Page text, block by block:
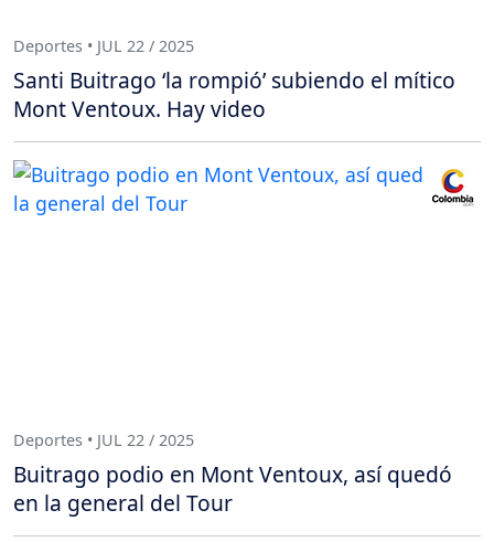
Deportes • JUL 22 / 2025
Santi Buitrago ‘la rompió’ subiendo el mítico
Mont Ventoux. Hay video
Deportes • JUL 22 / 2025
Buitrago podio en Mont Ventoux, así quedó
en la general del Tour